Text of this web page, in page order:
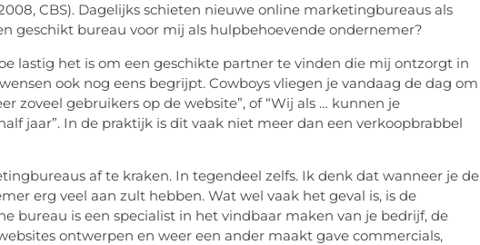
CBS). Dagelijks schieten nieuwe online marketingbureaus als
geschikt bureau voor mij als hulpbehoevende ondernemer?
lastig het is om een geschikte partner te vinden die mij ontzorgt in
ook nog eens begrijpt. Cowboys vliegen je vandaag de dag om
zoveel gebruikers op de website”, of “Wij als … kunnen je
jaar”. In de praktijk is dit vaak niet meer dan een verkoopbrabbel
af te kraken. In tegendeel zelfs. Ik denk dat wanneer je de
erg veel aan zult hebben. Wat wel vaak het geval is, is de
bureau is een specialist in het vindbaar maken van je bedrijf, de
ontwerpen en weer een ander maakt gave commercials,